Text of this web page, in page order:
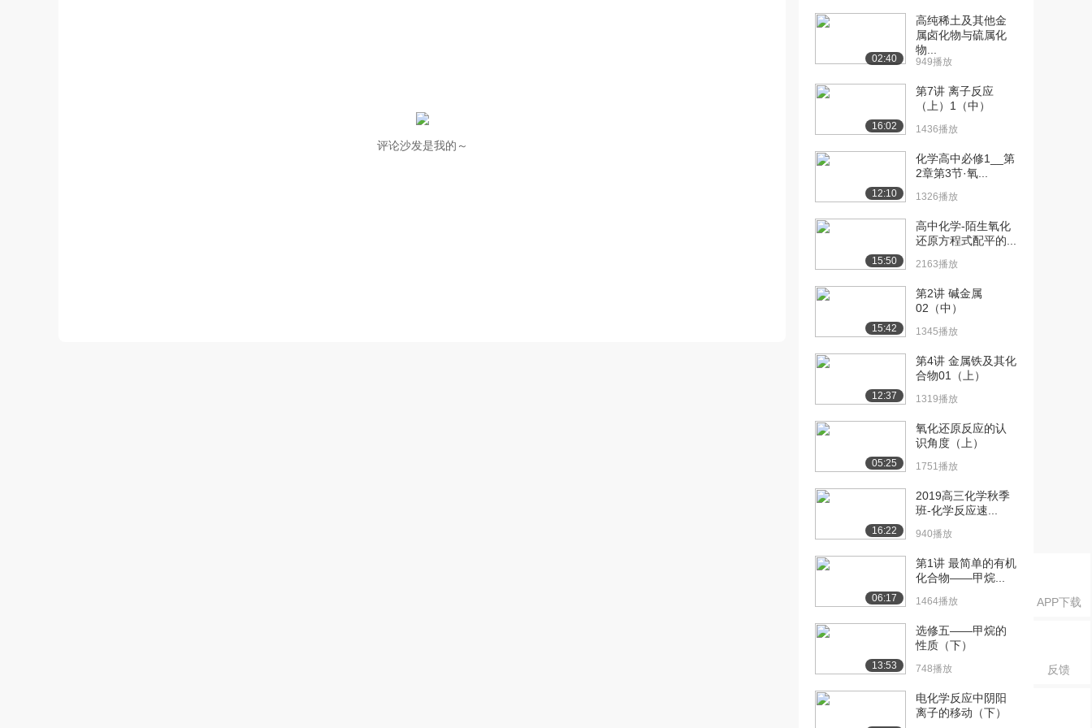
APP下载
反馈
评论沙发是我的～
[10] 第1单元 第2讲 稀溶液
09:36
[11] 第1单元 第2讲 稀溶液
10:03
[12] 第1单元 第2讲 稀溶液
06:19
[13] 第1单元 第2讲 稀溶液
10:39
[14] 第1单元 第2讲 稀溶液
的依数性：...
[15] 第1单元 第3讲 电解质
溶液：强电...
溶液： 强...
溶液：活度...
溶液：活度...
溶液：酸碱...
[20] 第1单元 第3讲 电解质
溶液：弱电...
02:40
高纯稀土及其他金
属卤化物与硫属化
物...
949播放
16:02
第7讲 离子反应
（上）1（中）
1436播放
12:10
化学高中必修1__第
2章第3节·氧...
1326播放
15:50
高中化学-陌生氧化
还原方程式配平的...
2163播放
15:42
第2讲 碱金属
02（中）
1345播放
12:37
第4讲 金属铁及其化
合物01（上）
1319播放
05:25
氧化还原反应的认
识角度（上）
1751播放
16:22
2019高三化学秋季
班-化学反应速...
940播放
06:17
第1讲 最简单的有机
化合物——甲烷...
1464播放
13:53
选修五——甲烷的
性质（下）
748播放
电化学反应中阴阳
离子的移动（下）